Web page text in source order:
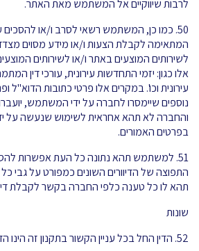
לרבות שיווקיים אל המשתמש מאת האתר.
50. כמו כן, המשתמש רשאי לסרב ו/או להסכים
המתאימה לקבלת הצעות ו/או מידע מסוים
לשירותים המוצעים באתר ו/או לשירותים
אלו כגון: יזמי התחדשות עירונית, עורכי דין
עירונית וכו'. במקרים אלו פרטי כתובות הדוא"ל
נוספים שיימסרו לחברה על ידי המשתמש,
והחברה לא תהא אחראית לשימוש שנעשה על
בפרטים האמורים.
51. למשתמש תהא נתונה כל העת אפשרות
התפוצה של הדיוורים השונים כמפורט על גבי כל
תהא לו כל טענה כלפי החברה בקשר לקבלת
שונות
52. הדין החל בכל עניין הקשור בתקנון זה הינו הדין הישראלי.